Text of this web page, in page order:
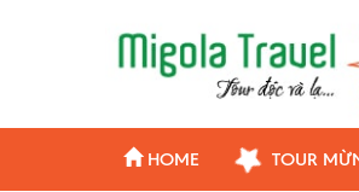
HOME TOUR